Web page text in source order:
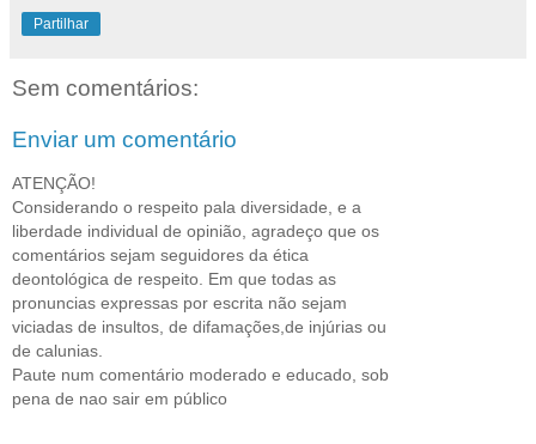
Partilhar
Sem comentários:
Enviar um comentário
ATENÇÃO!
Considerando o respeito pala diversidade, e a
liberdade individual de opinião, agradeço que os
comentários sejam seguidores da ética
deontológica de respeito. Em que todas as
pronuncias expressas por escrita não sejam
viciadas de insultos, de difamações,de injúrias ou
de calunias.
Paute num comentário moderado e educado, sob
pena de nao sair em público